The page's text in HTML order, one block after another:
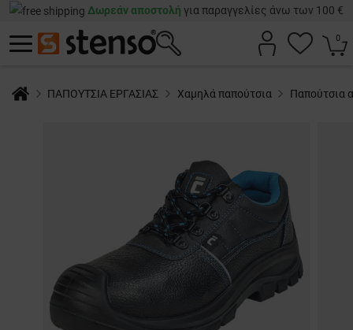
Δωρεάν αποστολή για παραγγελίες άνω των 100 €
0
ΠΑΠΟΥΤΣΙΑ ΕΡΓΑΣΙΑΣ Χαμηλά παπούτσια Παπούτσια